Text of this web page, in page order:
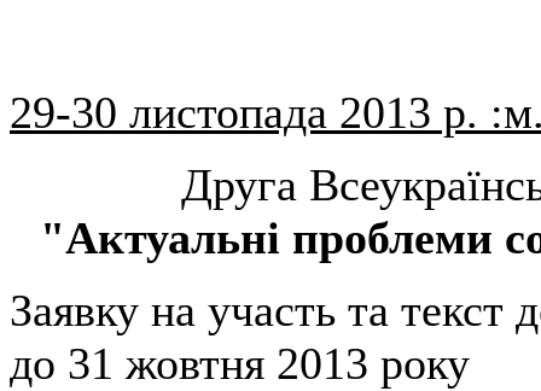
29-30 листопада 2013 р.
Друга
"Актуальні проблеми
Заявку на участь та текст
до 31 жовтня 2013 року